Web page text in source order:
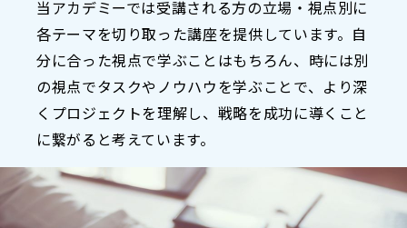
当アカデミーでは受講される方の立場・視点別に
各テーマを切り取った講座を提供しています。自
分に合った視点で学ぶことはもちろん、時には別
の視点でタスクやノウハウを学ぶことで、より深
くプロジェクトを理解し、戦略を成功に導くこと
に繋がると考えています。